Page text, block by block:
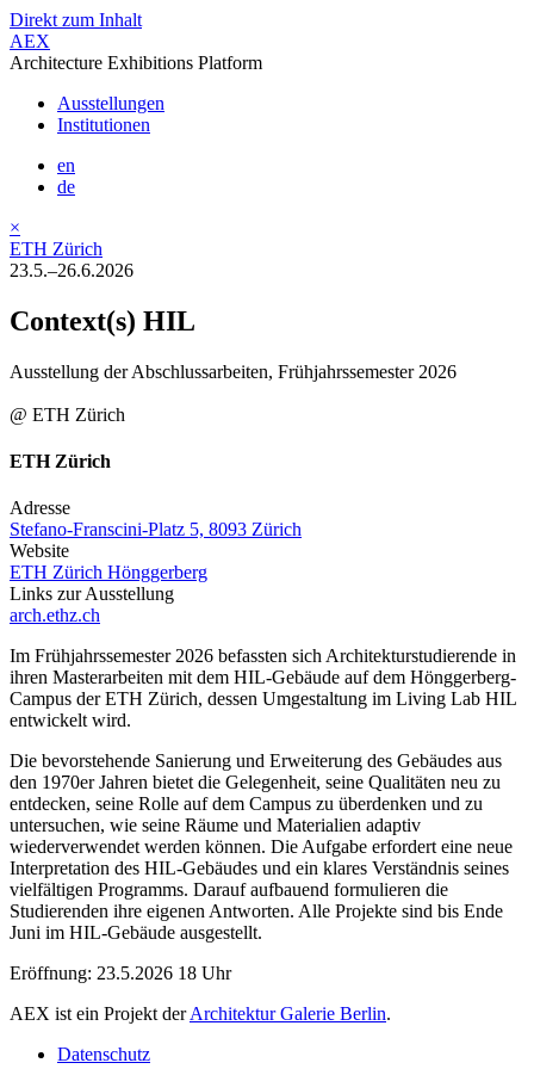
Direkt zum Inhalt
AEX
Architecture Exhibitions Platform
Ausstellungen
Institutionen
en
de
×
ETH Zürich
23.5.–26.6.2026
Context(s) HIL
Ausstellung der Abschlussarbeiten, Frühjahrssemester 2026
@ ETH Zürich
ETH Zürich
Adresse
Stefano-Franscini-Platz 5, 8093 Zürich
Website
ETH Zürich Hönggerberg
Links zur Ausstellung
arch.ethz.ch
Im Frühjahrssemester 2026 befassten sich Architekturstudierende in
ihren Masterarbeiten mit dem HIL-Gebäude auf dem Hönggerberg-
Campus der ETH Zürich, dessen Umgestaltung im Living Lab HIL
entwickelt wird.
Die bevorstehende Sanierung und Erweiterung des Gebäudes aus
den 1970er Jahren bietet die Gelegenheit, seine Qualitäten neu zu
entdecken, seine Rolle auf dem Campus zu überdenken und zu
untersuchen, wie seine Räume und Materialien adaptiv
wiederverwendet werden können. Die Aufgabe erfordert eine neue
Interpretation des HIL-Gebäudes und ein klares Verständnis seines
vielfältigen Programms. Darauf aufbauend formulieren die
Studierenden ihre eigenen Antworten. Alle Projekte sind bis Ende
Juni im HIL-Gebäude ausgestellt.
Eröffnung: 23.5.2026 18 Uhr
AEX ist ein Projekt derArchitektur Galerie Berlin.
Datenschutz